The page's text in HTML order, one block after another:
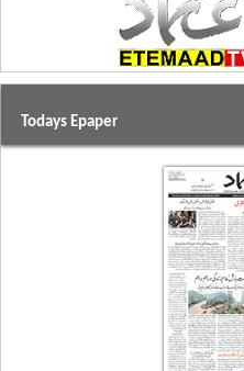
Todays Epaper